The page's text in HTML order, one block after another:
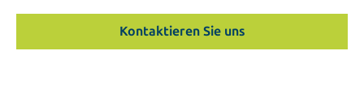
Kontaktieren Sie uns